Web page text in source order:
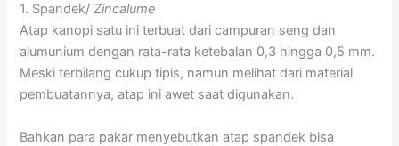
1. Spandek/Zincalume
Atap kanopi satu ini terbuat dari campuran seng dan
alumunium dengan rata-rata ketebalan 0,3 hingga 0,5 mm.
Meski terbilang cukup tipis, namun melihat dari material
pembuatannya, atap ini awet saat digunakan.
Bahkan para pakar menyebutkan atap spandek bisa